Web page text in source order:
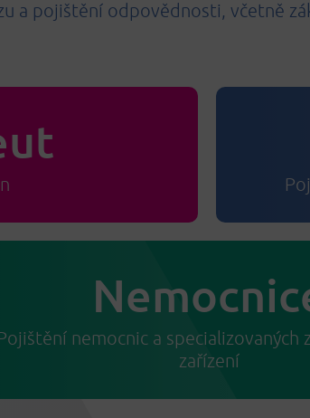
a pojištění odpovědnosti, včetně
nemocnic a specializovaných
zařízení